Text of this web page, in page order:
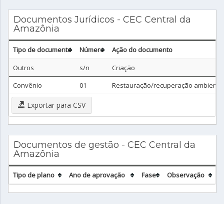
Documentos Jurídicos - CEC Central da
Amazônia
Tipo de documento Número
Ação do documento
Outros
s/n
Criação
Convênio
01 Restauração/recuperação ambiental
Exportar para CSV
Documentos de gestão - CEC Central da
Amazônia
Tipo de plano Ano de aprovação Fase Observação